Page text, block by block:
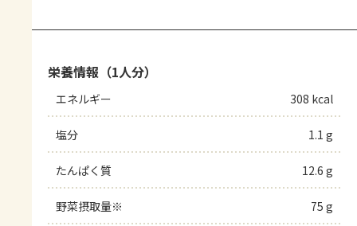
栄養情報（1人分）
エネルギー 308 kcal
塩分 1.1 g
たんぱく質 12.6 g
野菜摂取量※ 75 g